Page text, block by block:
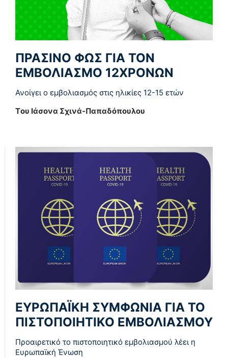
ΠΡΑΣΙΝΟ ΦΩΣ ΓΙΑ ΤΟΝ
ΕΜΒΟΛΙΑΣΜΟ 12ΧΡΟΝΩΝ
Ανοίγει ο εμβολιασμός στις ηλικίες 12-15 ετών
Tου Ιάσονα Σχινά-Παπαδόπουλου
ΕΥΡΩΠΑΪΚΗ ΣΥΜΦΩΝΙΑ ΓΙΑ ΤΟ
ΠΙΣΤΟΠΟΙΗΤΙΚΟ ΕΜΒΟΛΙΑΣΜΟΥ
Προαιρετικό το πιστοποιητικό εμβολιασμού λέει η
Ευρωπαϊκή Ένωση